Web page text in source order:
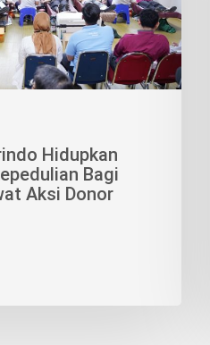
Hidupkan
Bagi
Aksi Donor